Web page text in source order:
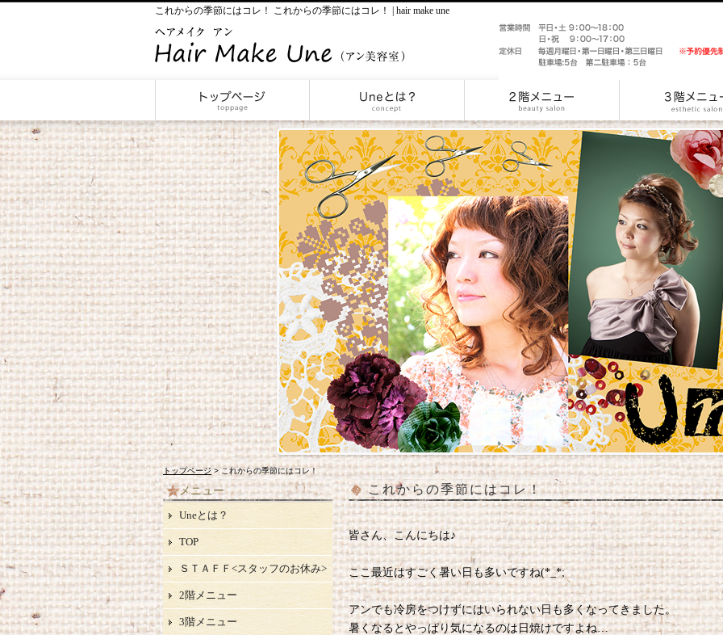
これからの季節にはコレ！ これからの季節にはコレ！ | hair make une
トップページ> これからの季節にはコレ！
これからの季節にはコレ！
皆さん、こんにちは♪
ここ最近はすごく暑い日も多いですね(*_*;
アンでも冷房をつけずにはいられない日も多くなってきました。
暑くなるとやっぱり気になるのは日焼けですよね…
メニュー
Uneとは？
TOP
ＳＴＡＦＦ<スタッフのお休み>
2階メニュー
3階メニュー